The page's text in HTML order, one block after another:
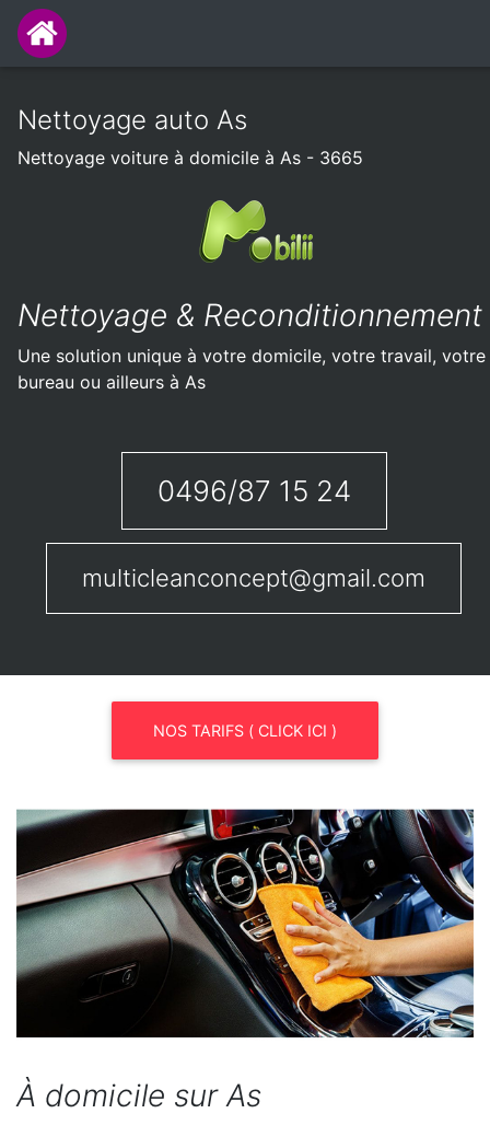
Nettoyage auto As
Nettoyage voiture à domicile à As - 3665
Nettoyage & Reconditionnement
Une solution unique à votre domicile, votre travail, votre
bureau ou ailleurs à As
0496/87 15 24
multicleanconcept@gmail.com
NOS TARIFS ( CLICK ICI )
À domicile sur As